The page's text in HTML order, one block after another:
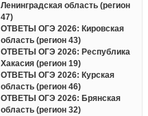
Ленинградская область (регион
47)
ОТВЕТЫ ОГЭ 2026: Кировская
область (регион 43)
ОТВЕТЫ ОГЭ 2026: Республика
Хакасия (регион 19)
ОТВЕТЫ ОГЭ 2026: Курская
область (регион 46)
ОТВЕТЫ ОГЭ 2026: Брянская
область (регион 32)